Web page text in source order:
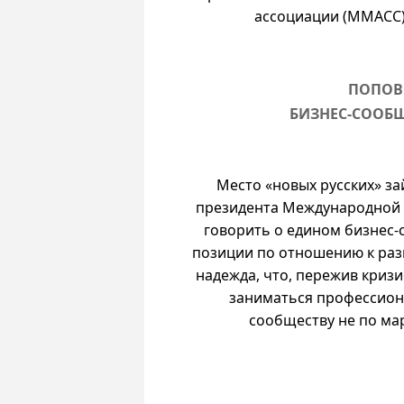
ассоциации
ПОПОВ
БИЗНЕС-
Место «новых русских»
президента Международной
говорить о едином
позиции по отношению к
надежда, что, пережив
заниматься
сообществу не по